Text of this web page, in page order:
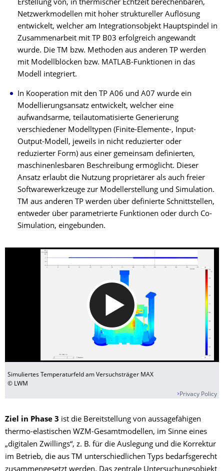
Erstellung von, in thermischer Echtzeit be­rechenbaren,
Netzwerkmodellen mit hoher struktureller Auflösung
entwickelt, welcher am Integrations­objekt Hauptspindel in
Zusammenarbeit mit TP B03 erfolgreich angewandt
wurde. Die TM bzw. Methoden aus anderen TP werden
mit Modellblöcken bzw. MATLAB-Funktionen in das
Modell integriert.
In Kooperation mit den TP A06 und A07 wurde ein
Modellierungsansatz entwickelt, welcher eine
aufwandsarme, teilautomatisierte Generierung
verschiedener Modelltypen (Finite-Elemente-, Input-
Output-Modell, jeweils in nicht reduzierter oder
reduzierter Form) aus einer gemeinsam definierten,
maschinenlesbaren Beschreibung ermöglicht. Dieser
Ansatz erlaubt die Nutzung proprietärer als auch freier
Softwarewerkzeuge zur Modellerstellung und Simulation.
TM aus anderen TP werden über definierte Schnittstellen,
entweder über parametrierte Funktionen oder durch Co-
Simulation, eingebunden.
Simuliertes Temperaturfeld am Versuchsträger MAX
© LWM
Privacy Policy
Ziel in Phase 3 ist die Bereitstellung von aussagefähigen
thermo-elastischen WZM-Gesamtmodellen, im Sinne eines
„digitalen Zwillings“, z. B. für die Auslegung und die Korrektur
im Betrieb, die aus TM unterschiedlichen Typs bedarfsgerecht